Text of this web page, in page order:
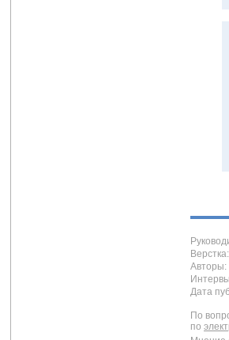
Авторы:
Дата
По
по